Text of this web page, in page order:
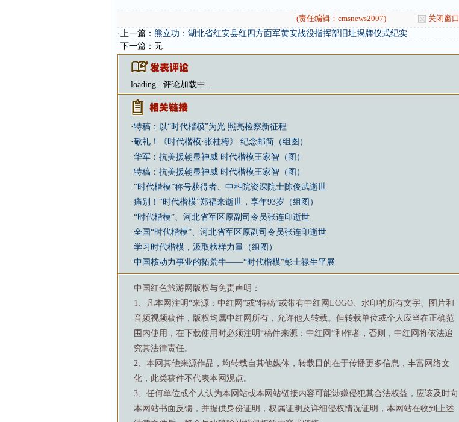
(责任编辑：cmsnews2007)
关闭窗口
·上一篇： 熊立功：湖北省红安县红四方面军黄安战役指挥部旧址揭牌仪式纪实
·下一篇：无
loading...评论加载中...
·特稿：以“时代楷模”为光 照亮检察新征程
·敬礼！《时代楷模·张桂梅》 纪念邮简（组图）
·华军：抗美援朝显神威 时代楷模王家智（图）
·特稿：抗美援朝显神威 时代楷模王家智（图）
·“时代楷模”称号获得者、中科院资深院士陈俊武逝世
·痛别！“时代楷模”郑福来逝世，享年93岁（组图）
·“时代楷模”、河北省军区原副司令员张连印逝世
·全国“时代楷模”、河北省军区原副司令员张连印逝世
·学习时代楷模，汲取榜样力量（组图）
·中国核动力事业的拓荒牛——“时代楷模”彭士禄生平展
中国红色旅游网版权与免责声明：
1、凡本网注明“来源：中红网”或“特稿”或带有中红网LOGO、水印的所有文字、图片和
音频视频稿件，版权均属中红网所有，允许他人转载。但转载单位或个人应当在正确范
围内使用，在下载使用时必须注明“稿件来源：中红网”和作者，否则，中红网将依法追
究其法律责任。
2、本网其他来源作品，均转载自其他媒体，转载目的在于传播更多信息，丰富网络文
化，此类稿件不代表本网观点。
3、任何单位或个人认为本网站或本网站链接内容可能涉嫌侵犯其合法权益，应该及时向
本网站书面反馈，并提供身份证明，权属证明及详细侵权情况证明，本网站在收到上述